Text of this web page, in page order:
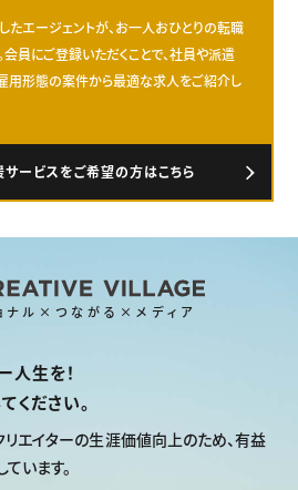
たエージェントが、お一人おひとりの転職
会員にご登録いただくことで、社員や派遣
用形態の案件から最適な求人をご紹介し
ービスをご希望の方はこちら
ナル×つながる×メディア
人生を！
ください。
リエイターの生涯価値向上のため、有益
います。